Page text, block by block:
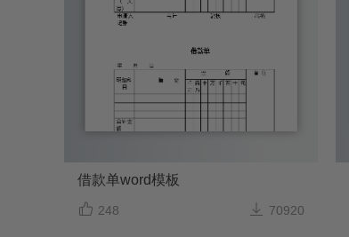
借款单word模板
 248  70920